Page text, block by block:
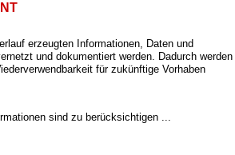
erzeugten Informationen, Daten und
und dokumentiert werden. Dadurch werden
für zukünftige Vorhaben
sind zu berücksichtigen ...